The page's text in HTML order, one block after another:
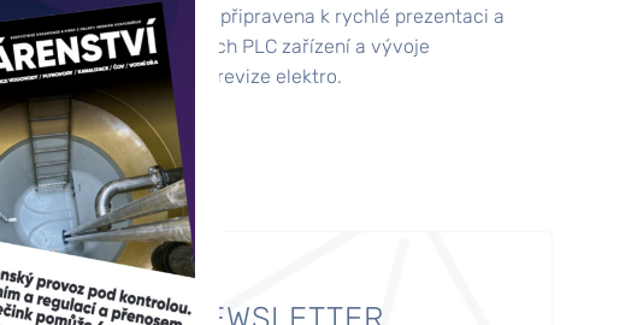
spolehlivá, data vždy připravena k rychlé prezentaci a
na řešení spolehlivých PLC zařízení a vývoje
potřebné zkoušky a revize elektro.